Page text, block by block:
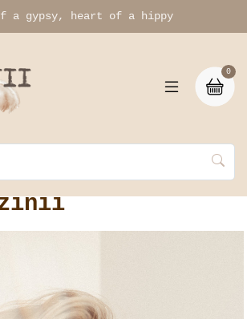
a gypsy, heart of a hippy
0